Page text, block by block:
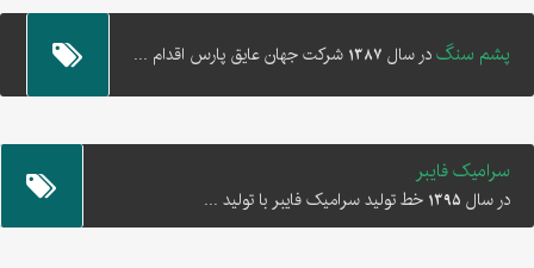
پشم سنگدر سال 1387 شرکت جهان عایق پارس اقدام ...
سرامیک فایبر
در سال 1395 خط تولید سرامیک فایبر با تولید ...